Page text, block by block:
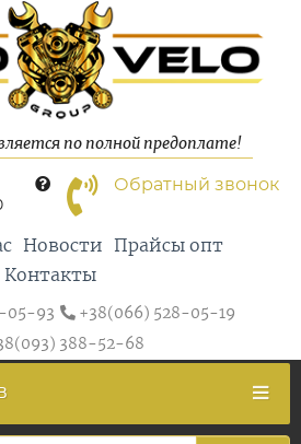
по полной предоплате!
Обратный звонок
Новости
Прайсы опт
Контакты
05-93
+38(066) 528-05-19
388-52-68